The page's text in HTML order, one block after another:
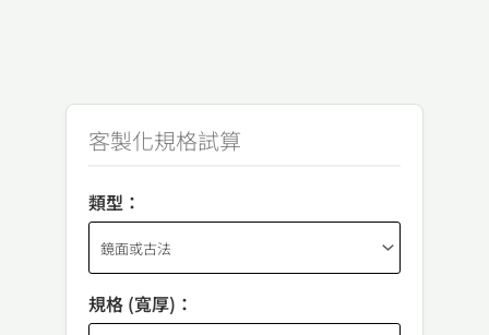
客製化規格試算
類型：
規格 (寬厚)：